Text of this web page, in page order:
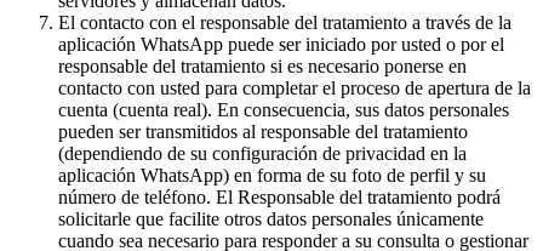
El contacto con el responsable del tratamiento a través de la
aplicación WhatsApp puede ser iniciado por usted o por el
responsable del tratamiento si es necesario ponerse en
contacto con usted para completar el proceso de apertura de la
cuenta (cuenta real). En consecuencia, sus datos personales
pueden ser transmitidos al responsable del tratamiento
(dependiendo de su configuración de privacidad en la
aplicación WhatsApp) en forma de su foto de perfil y su
número de teléfono. El Responsable del tratamiento podrá
solicitarle que facilite otros datos personales únicamente
cuando sea necesario para responder a su consulta o gestionar